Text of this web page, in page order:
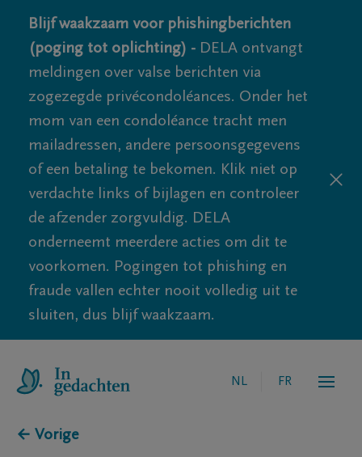
Blijf waakzaam voor phishingberichten
(poging tot oplichting) - DELA ontvangt
meldingen over valse berichten via
zogezegde privécondoléances. Onder het
mom van een condoléance tracht men
mailadressen, andere persoonsgegevens
of een betaling te bekomen. Klik niet op
verdachte links of bijlagen en controleer
de afzender zorgvuldig. DELA
onderneemt meerdere acties om dit te
voorkomen. Pogingen tot phishing en
fraude vallen echter nooit volledig uit te
sluiten, dus blijf waakzaam.
NL FR
← Vorige